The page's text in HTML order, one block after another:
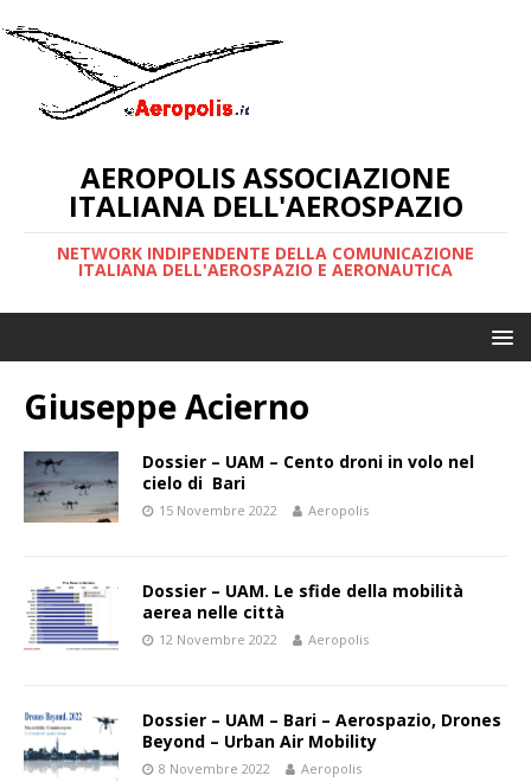
AEROPOLIS ASSOCIAZIONE
ITALIANA DELL'AEROSPAZIO
NETWORK INDIPENDENTE DELLA COMUNICAZIONE
ITALIANA DELL'AEROSPAZIO E AERONAUTICA
Giuseppe Acierno
Dossier – UAM – Cento droni in volo nel
cielo di Bari
15 Novembre 2022 Aeropolis
Dossier – UAM. Le sfide della mobilità
aerea nelle città
12 Novembre 2022 Aeropolis
Dossier – UAM – Bari – Aerospazio, Drones
Beyond – Urban Air Mobility
8 Novembre 2022 Aeropolis